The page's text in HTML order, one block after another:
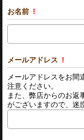
お名前 !
メールアドレス !
メールアドレスをお間
注意ください。
また、弊店からのお返
がございますので、迷